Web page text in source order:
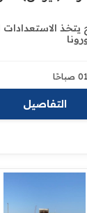
يتخذ الاستعدادات
التفاصيل